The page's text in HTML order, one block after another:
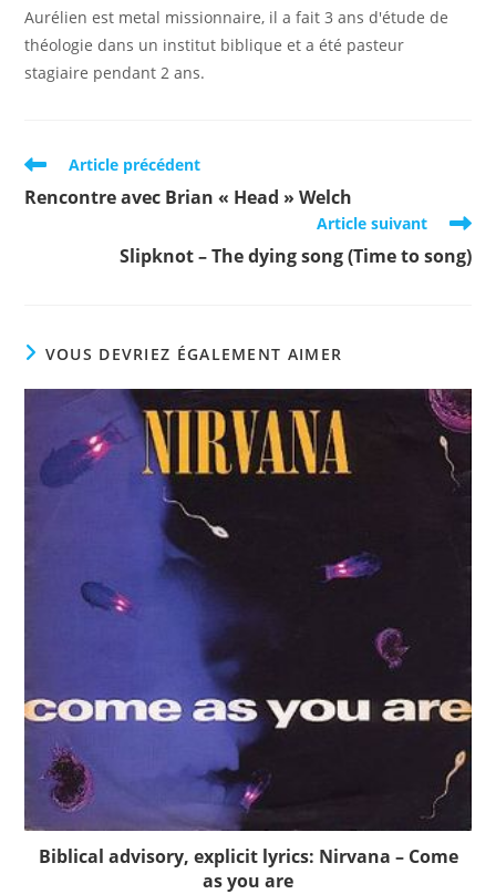
Aurélien est metal missionnaire, il a fait 3 ans d'étude de
théologie dans un institut biblique et a été pasteur
stagiaire pendant 2 ans.
Read
articles
Article précédent
Rencontre avec Brian « Head » Welch
Article suivant
Slipknot – The dying song (Time to song)
VOUS DEVRIEZ ÉGALEMENT AIMER
Biblical advisory, explicit lyrics: Nirvana – Come
as you are